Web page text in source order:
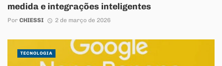
medida e integrações inteligentes
Por CHIESSI 2 de março de 2026
TECNOLOGIA